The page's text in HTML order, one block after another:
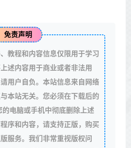
免责声明
教程和内容信息仅限用于学习
述内容用于商业或者非法用
用户自负。本站信息来自网络
本站无关。您必须在下载后的
电脑或手机中彻底删除上述
序和内容，请支持正版，购买
服务。我们非常重视版权问